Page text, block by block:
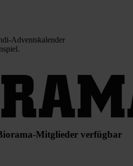
Adventskalender
Mitglieder verfügbar